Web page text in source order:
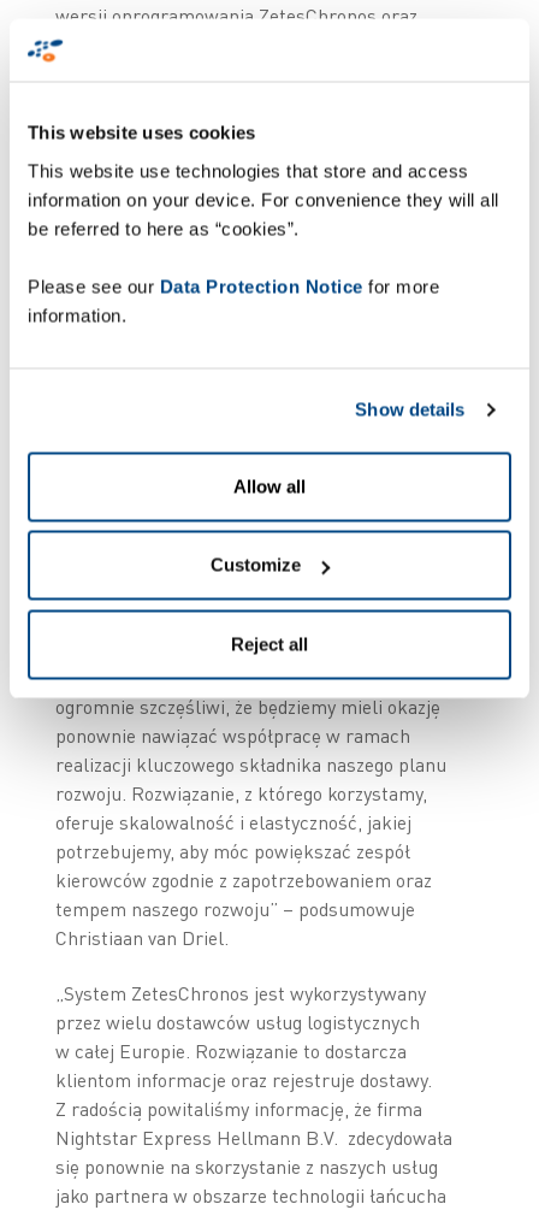
This website uses cookies
This website use technologies that store and access
information on your device. For convenience they will all
be referred to here as “cookies”.
Please see our Data Protection Notice for more
information.
Show details
Allow all
Customize
Reject all
wersji oprogramowania ZetesChronos oraz
zastąpienie istniejącego sprzętu urządzeniami na
Nightstar Express Hellmann B.V. sięgnąć po
korzyści, jakie zapewnia udostępniana w chmurze
Platforma Mobilna MCL™, która umożliwia
scentralizowane zarządzanie mobilnymi
„System POD ma krytyczne znaczenie dla naszej
menedżer IT w Nightstar Express Hellmann B.V..
„Połączenie rozwiązania ZetesChronos oraz
Platformy Mobilnej MCL™oznacza, że nie
sprzętem, co stanowi gwarancję swobody
wprowadzania dalszych zmian w przyszłości.
Firma Zetes jest doskonałym partnerem
strategicznym, zapewniającym i wspierającym
niektóre z naszych procesów, o krytycznym
znaczeniu dla funkcjonowania firmy. Jesteśmy
ogromnie szczęśliwi, że będziemy mieli okazję
ponownie nawiązać współpracę w ramach
realizacji kluczowego składnika naszego planu
rozwoju. Rozwiązanie, z którego korzystamy,
oferuje skalowalność i elastyczność, jakiej
potrzebujemy, aby móc powiększać zespół
kierowców zgodnie z zapotrzebowaniem oraz
tempem naszego rozwoju” – podsumowuje
Christiaan van Driel.
„System ZetesChronos jest wykorzystywany
przez wielu dostawców usług logistycznych
w całej Europie. Rozwiązanie to dostarcza
klientom informacje oraz rejestruje dostawy.
Z radością powitaliśmy informację, że firma
Nightstar Express Hellmann B.V. zdecydowała
się ponownie na skorzystanie z naszych usług
jako partnera w obszarze technologii łańcucha